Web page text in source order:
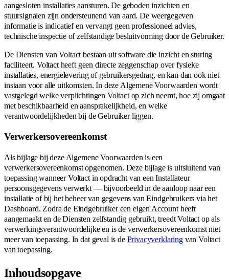
aangesloten installaties aansturen. De geboden inzichten en
stuursignalen zijn ondersteunend van aard. De weergegeven
informatie is indicatief en vervangt geen professioneel advies,
technische inspectie of zelfstandige besluitvorming door de Gebruiker.
De Diensten van Voltact bestaan uit software die inzicht en sturing
faciliteert. Voltact heeft geen directe zeggenschap over fysieke
installaties, energielevering of gebruikersgedrag, en kan dan ook niet
instaan voor alle uitkomsten. In deze Algemene Voorwaarden wordt
vastgelegd welke verplichtingen Voltact op zich neemt, hoe zij omgaat
met beschikbaarheid en aansprakelijkheid, en welke
verantwoordelijkheden bij de Gebruiker liggen.
Verwerkersovereenkomst
Als bijlage bij deze Algemene Voorwaarden is een
verwerkersovereenkomst opgenomen. Deze bijlage is uitsluitend van
toepassing wanneer Voltact in opdracht van een Installateur
persoonsgegevens verwerkt — bijvoorbeeld in de aanloop naar een
installatie of bij het beheer van gegevens van Eindgebruikers via het
Dashboard. Zodra de Eindgebruiker een eigen Account heeft
aangemaakt en de Diensten zelfstandig gebruikt, treedt Voltact op als
verwerkingsverantwoordelijke en is de verwerkersovereenkomst niet
meer van toepassing. In dat geval is de Privacyverklaring van Voltact
van toepassing.
Inhoudsopgave